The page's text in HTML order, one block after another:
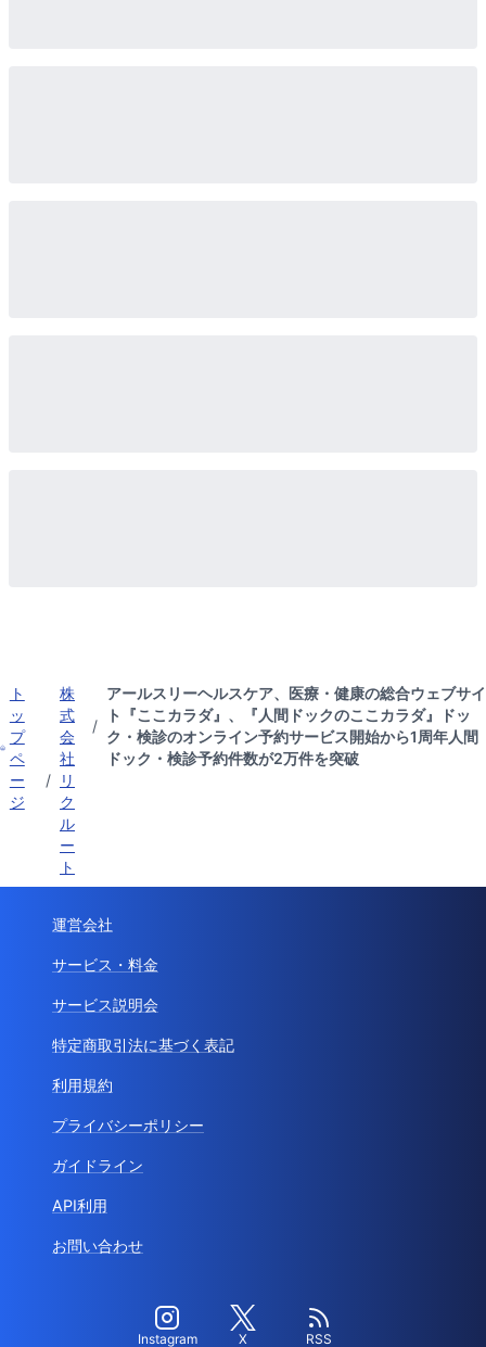
ト
ッ
プ
ペ
ー
ジ
/
株
式
会
社
リ
ク
ル
ー
ト
/
アールスリーヘルスケア、医療・健康の総合ウェブサイ
ト『ここカラダ』、『人間ドックのここカラダ』ドッ
ク・検診のオンライン予約サービス開始から1周年人間
ドック・検診予約件数が2万件を突破
運営会社
サービス・料金
サービス説明会
特定商取引法に基づく表記
利用規約
プライバシーポリシー
ガイドライン
API利用
お問い合わせ
Instagram X RSS